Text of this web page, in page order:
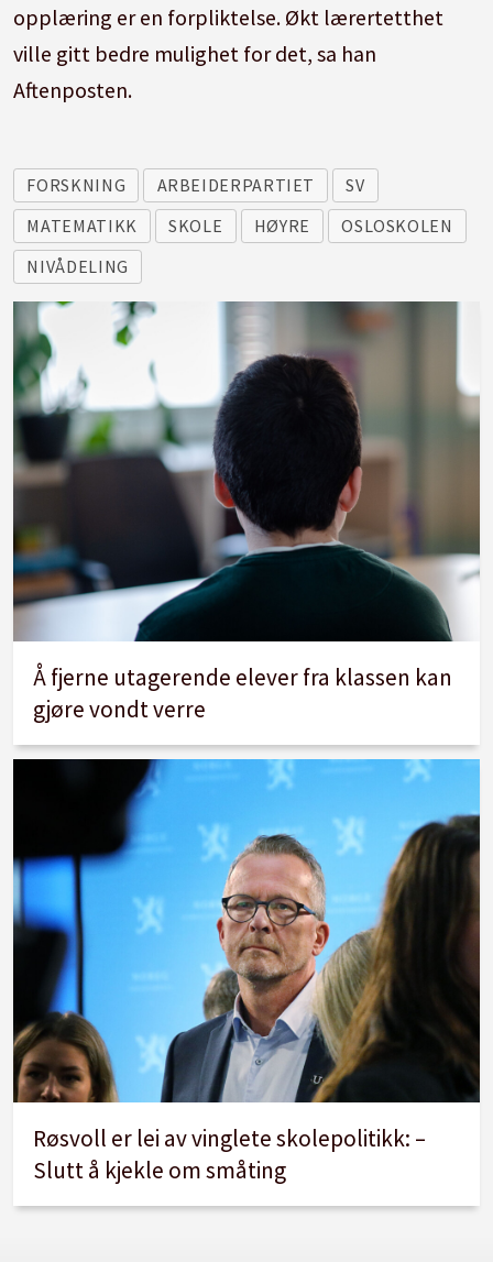
opplæring er en forpliktelse. Økt lærertetthet
ville gitt bedre mulighet for det, sa han
Aftenposten.
FORSKNING ARBEIDERPARTIET
SV
MATEMATIKK
SKOLE HØYRE
OSLOSKOLEN
NIVÅDELING
Å fjerne utagerende elever fra klassen kan
gjøre vondt verre
Røsvoll er lei av vinglete skolepolitikk: –
Slutt å kjekle om småting